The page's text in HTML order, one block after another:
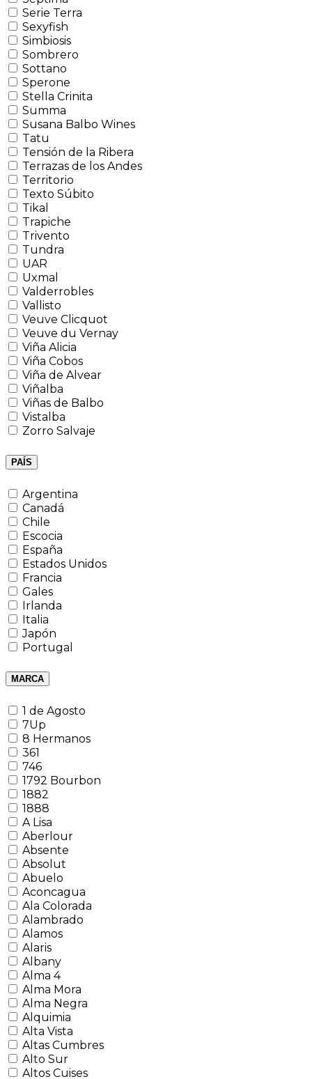
Serie Terra
Sexyfish
Simbiosis
Sombrero
Sottano
Sperone
Stella Crinita
Summa
Susana Balbo Wines
Tatu
Tensión de la Ribera
Terrazas de los Andes
Territorio
Texto Súbito
Tikal
Trapiche
Trivento
Tundra
UAR
Uxmal
Valderrobles
Vallisto
Veuve Clicquot
Veuve du Vernay
Viña Alicia
Viña Cobos
Viña de Alvear
Viñalba
Viñas de Balbo
Vistalba
Zorro Salvaje
PAÍS
Argentina
Canadá
Chile
Escocia
España
Estados Unidos
Francia
Gales
Irlanda
Italia
Japón
Portugal
MARCA
1 de Agosto
7Up
8 Hermanos
361
746
1792 Bourbon
1882
1888
A Lisa
Aberlour
Absente
Absolut
Abuelo
Aconcagua
Ala Colorada
Alambrado
Alamos
Alaris
Albany
Alma 4
Alma Mora
Alma Negra
Alquimia
Alta Vista
Altas Cumbres
Alto Sur
Altos Cuises